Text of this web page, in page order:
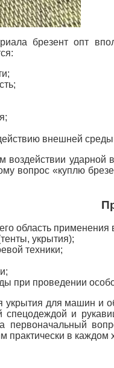
брезент опт
внешней
воздействии
вопрос «куплю
область применения
укрытия);
техники;
при проведении
укрытия для машин и
спецодеждой и
первоначальный
практически в каждом